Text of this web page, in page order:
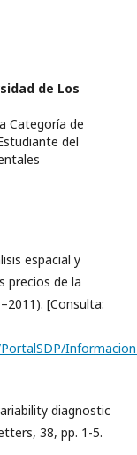
de Los
Categoría de
del
espacial y
precios de la
[Consulta:
diagnostic
38, pp. 1-5.